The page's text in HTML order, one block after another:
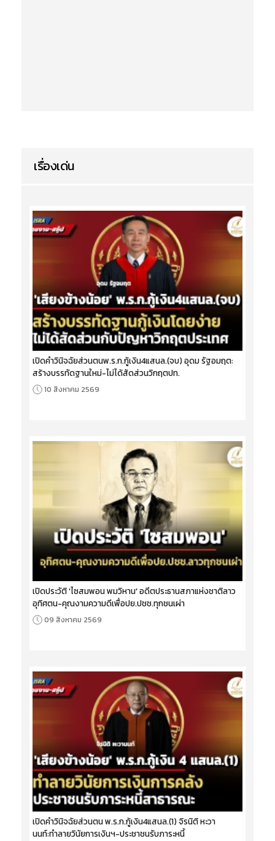
เรื่องเด่น
เปิดคำวินิจฉัยส่วนตนพ.ร.ก.กู้เงิน4แสนล.(จบ) อุดม รัฐอมฤต:
สร้างบรรทัดฐานใหม่-ไม่ได้สัดส่วนวิกฤตปท.
10 สิงหาคม 2569
เปิดประวัติ 'ไซสมพอน พมวิหาน' อดีตประธานสภาแห่งชาติลาว
อุทิศตน-คุณงามความดีเพื่อปย.ปชช.ทุกชนเผ่า
09 สิงหาคม 2569
เปิดคำวินิจฉัยส่วนตน พ.ร.ก.กู้เงิน4แสนล.(1) จิรนิติ หะวา
นนท์:ทำลายวินัยการเงินฯ-ประชาชนรับภาระหนี้